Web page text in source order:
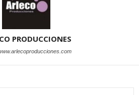
PRODUCCIONES